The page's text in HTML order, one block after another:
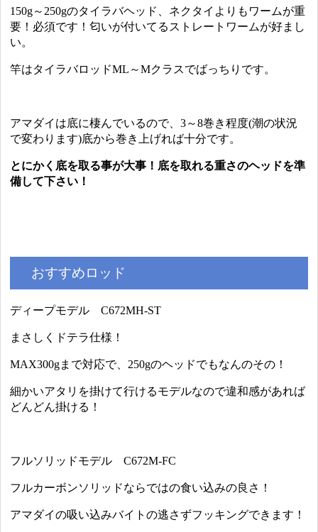
150g～250gのタイラバヘッド、ネクタイよりもワームが重
要！必須です！匂いが付いてるストレートワームが好まし
い。
竿はタイラバロッドML～Mクラスでばっちりです。
アマダイは底に棲んでいるので、3～8巻き程度(潮の状況
で変わります)底から巻き上げれば十分です。
とにかく底を取る事が大事！底を取れる重さのヘッドを準
備して下さい！
おすすめロッド
ディープモデル C672MH-ST
まさしくドテラ仕様！
MAX300gまで対応で、250gのヘッドでもなんのその！
細かいアタリを掛けて行けるモデルなので違和感があれば
どんどん掛ける！
フルソリッドモデル C672M-FC
フルカーボンソリッドならではの食い込みの良さ！
アマダイの吸い込みバイトの逃さずフッキングできます！